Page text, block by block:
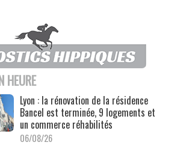
HEURE
Lyon : la rénovation de la résidence
Bancel est terminée, 9 logements et
un commerce réhabilités
06/08/26